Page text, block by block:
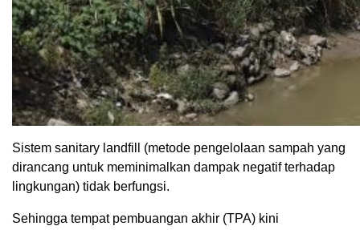
Sistem sanitary landfill (metode pengelolaan sampah yang
dirancang untuk meminimalkan dampak negatif terhadap
lingkungan) tidak berfungsi.
Sehingga tempat pembuangan akhir (TPA) kini